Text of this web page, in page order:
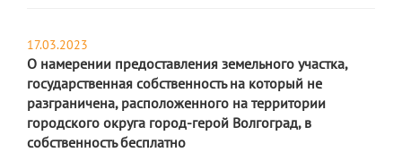
17.03.2023
О намерении предоставления земельного участка,
государственная собственность на который не
разграничена, расположенного на территории
городского округа город-герой Волгоград, в
собственность бесплатно